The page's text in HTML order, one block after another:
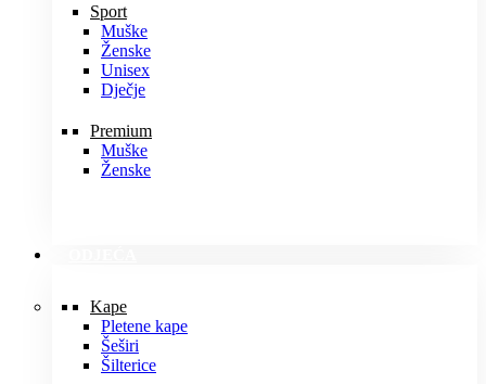
Sport
Muške
Ženske
Unisex
Dječje
Premium
Muške
Ženske
Kape
Pletene kape
Šeširi
Šilterice